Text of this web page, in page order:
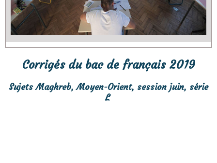
Corrigés du bac de français 2019
Sujets Maghreb, Moyen-Orient, session juin, série
L